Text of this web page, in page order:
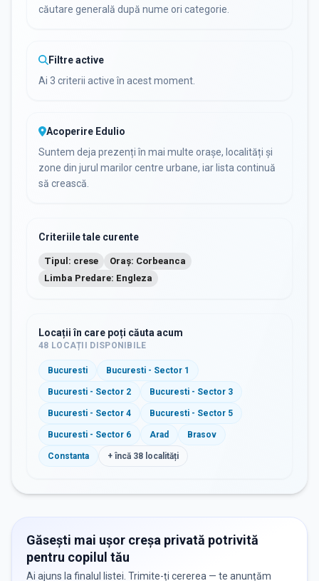
căutare generală după nume ori categorie.
Filtre active
Ai 3 criterii active în acest moment.
Acoperire Edulio
Suntem deja prezenți în mai multe orașe, localități și
zone din jurul marilor centre urbane, iar lista continuă
să crească.
Criteriile tale curente
Tipul: crese
Oraș: Corbeanca
Limba Predare: Engleza
Locații în care poți căuta acum
48 LOCAȚII DISPONIBILE
Bucuresti Bucuresti - Sector 1
Bucuresti - Sector 2 Bucuresti - Sector 3
Bucuresti - Sector 4 Bucuresti - Sector 5
Bucuresti - Sector 6 Arad Brasov
Constanta + încă 38 localități
Găsești mai ușor creșa privată potrivită
pentru copilul tău
Ai ajuns la finalul listei. Trimite-ți cererea — te anunțăm